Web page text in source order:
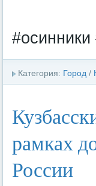
#осинники
Категория: Город /
рамках
России